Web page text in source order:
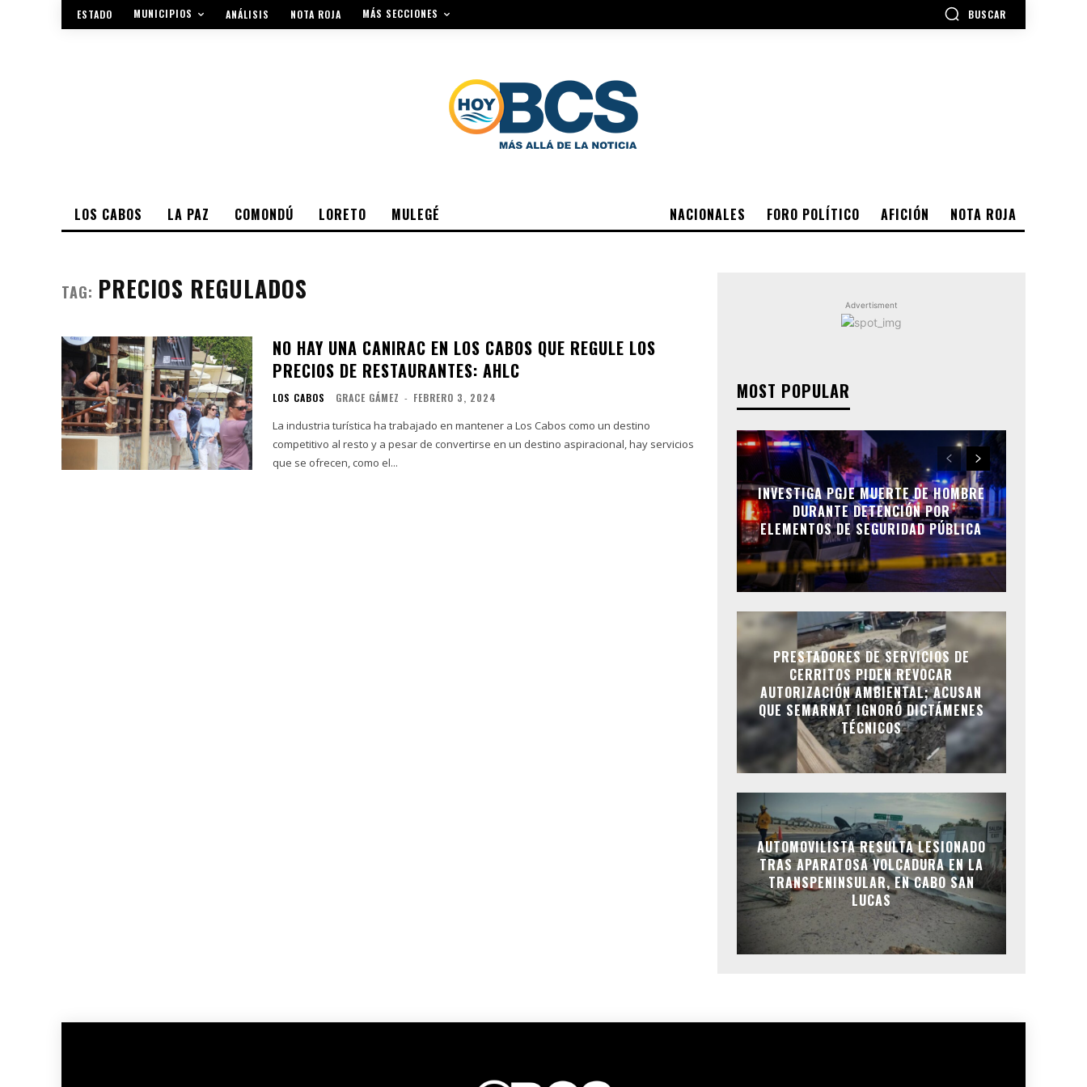
ESTADO MUNICIPIOS ANÁLISIS NOTA ROJA MÁS SECCIONES BUSCAR
NACIONALES FORO POLÍTICO AFICIÓN NOTA ROJA
LOS CABOS LA PAZ COMONDÚ LORETO MULEGÉ
TAG: PRECIOS REGULADOS
NO HAY UNA CANIRAC EN LOS CABOS QUE REGULE LOS
PRECIOS DE RESTAURANTES: AHLC
LOS CABOS GRACE GÁMEZ - FEBRERO 3, 2024
La industria turística ha trabajado en mantener a Los Cabos como un destino
competitivo al resto y a pesar de convertirse en un destino aspiracional, hay servicios
que se ofrecen, como el...
Advertisment
MOST POPULAR
INVESTIGA PGJE MUERTE DE HOMBRE
DURANTE DETENCIÓN POR
ELEMENTOS DE SEGURIDAD PÚBLICA
PRESTADORES DE SERVICIOS DE
CERRITOS PIDEN REVOCAR
AUTORIZACIÓN AMBIENTAL; ACUSAN
QUE SEMARNAT IGNORÓ DICTÁMENES
TÉCNICOS
AUTOMOVILISTA RESULTA LESIONADO
TRAS APARATOSA VOLCADURA EN LA
TRANSPENINSULAR, EN CABO SAN
LUCAS